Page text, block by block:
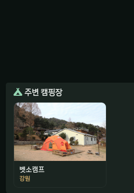
주변 캠핑장
벳소캠프
강원